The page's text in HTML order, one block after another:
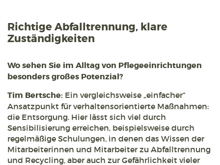
Richtige Abfalltrennung, klare
Zuständigkeiten
Wo sehen Sie im Alltag von Pflegeeinrichtungen
besonders großes Potenzial?
Tim Bertsche: Ein vergleichsweise „einfacher“
Ansatzpunkt für verhaltensorientierte Maßnahmen:
die Entsorgung. Hier lässt sich viel durch
Sensibilisierung erreichen, beispielsweise durch
regelmäßige Schulungen, in denen das Wissen der
Mitarbeiterinnen und Mitarbeiter zu Abfalltrennung
und Recycling, aber auch zur Gefährlichkeit vieler